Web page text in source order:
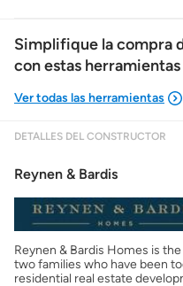
Simplifique la compra
con estas
Costos casa
Obtener mi
DETALLES DEL CONSTRUCTOR
Reynen & Bardis
Reynen & Bardis Homes is
two families who have been
residential real estate